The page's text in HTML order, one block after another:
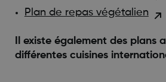
Plan de repas végétalien
Il existe également des plans
différentes cuisines